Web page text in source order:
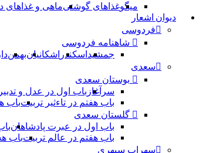
میگوغذاهای گوشتیماهی و غذاهای
دیوان اشعار
فردوسی
شاهنامه فردوسی
جمشید اسکندر اشکانیانبهمن
سعدی
بوستان سعدی
سرآغاز باب اول در عدل و
باب هفتم در تاءثیر تربیتباب
گلستان سعدی
باب اول در عبرت پادشاهان
باب هفتم در عالم تربیتباب
سهراب سپهری